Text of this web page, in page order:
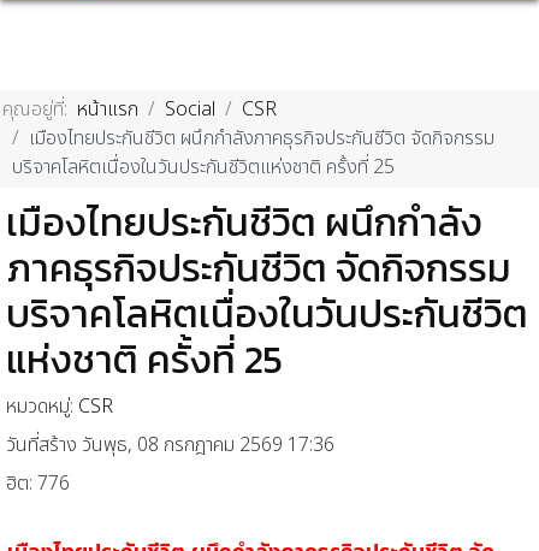
คุณอยู่ที่: หน้าแรก Social
CSR
เมืองไทยประกันชีวิต ผนึกกำลังภาคธุรกิจประกันชีวิต จัดกิจกรรม
บริจาคโลหิตเนื่องในวันประกันชีวิตแห่งชาติ ครั้งที่ 25
เมืองไทยประกันชีวิต ผนึกกำลัง
ภาคธุรกิจประกันชีวิต จัดกิจกรรม
บริจาคโลหิตเนื่องในวันประกันชีวิต
แห่งชาติ ครั้งที่ 25
หมวดหมู่: CSR
วันที่สร้าง วันพุธ, 08 กรกฎาคม 2569 17:36
ฮิต: 776